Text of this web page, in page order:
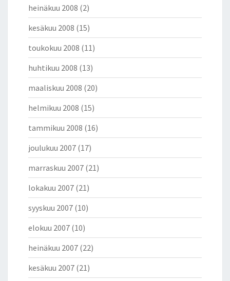
heinäkuu 2008 (2)
kesäkuu 2008 (15)
toukokuu 2008 (11)
huhtikuu 2008 (13)
maaliskuu 2008 (20)
helmikuu 2008 (15)
tammikuu 2008 (16)
joulukuu 2007 (17)
marraskuu 2007 (21)
lokakuu 2007 (21)
syyskuu 2007 (10)
elokuu 2007 (10)
heinäkuu 2007 (22)
kesäkuu 2007 (21)